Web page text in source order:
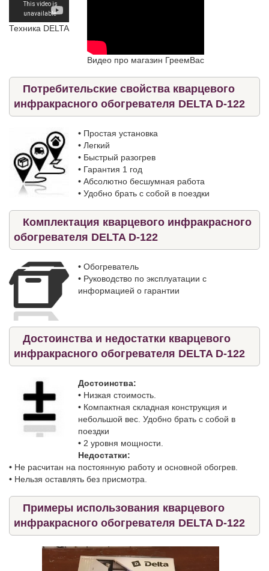
Техника DELTA
Видео про магазин ГреемВас
Потребительские свойства кварцевого
инфракрасного обогревателя DELTA D-122
• Простая установка
• Легкий
• Быстрый разогрев
• Гарантия 1 год
• Абсолютно бесшумная работа
• Удобно брать с собой в поездки
Комплектация кварцевого инфракрасного
обогревателя DELTA D-122
• Обогреватель
• Руководство по эксплуатации с
информацией о гарантии
Достоинства и недостатки кварцевого
инфракрасного обогревателя DELTA D-122
Достоинства:
• Низкая стоимость.
• Компактная складная конструкция и
небольшой вес. Удобно брать с собой в
поездки
• 2 уровня мощности.
Недостатки:
• Не расчитан на постоянную работу и основной обогрев.
• Нельзя оставлять без присмотра.
Примеры использования кварцевого
инфракрасного обогревателя DELTA D-122